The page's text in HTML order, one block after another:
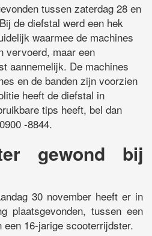
tussen zaterdag 28 en
de diefstal werd een hek
waarmee de machines
vervoerd, maar een
aannemelijk. De machines
en de banden zijn voorzien
heeft de diefstal in
tips heeft, bel dan
-8844.
gewond bij
30 november heeft er in
plaatsgevonden, tussen een
16-jarige scooterrijdster.